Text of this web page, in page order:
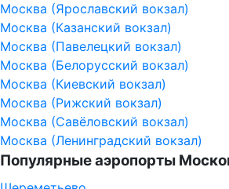
Москва (Ярославский вокзал)
Москва (Казанский вокзал)
Москва (Павелецкий вокзал)
Москва (Белорусский вокзал)
Москва (Киевский вокзал)
Москва (Рижский вокзал)
Москва (Савёловский вокзал)
Москва (Ленинградский вокзал)
Популярные аэропорты